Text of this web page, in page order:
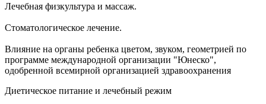
Лечебная физкультура и массаж.
Стоматологическое лечение.
Влияние на органы ребенка цветом, звуком, геометрией по
программе международной организации "Юнеско",
одобренной всемирной организацией здравоохранения
Диетическое питание и лечебный режим